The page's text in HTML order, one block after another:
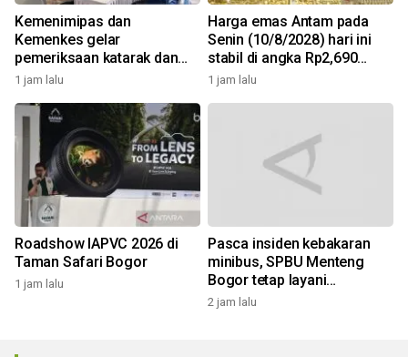
Kemenimipas dan
Kemenkes gelar
pemeriksaan katarak dan
CKG sambut HUT RI
1 jam lalu
Harga emas Antam pada
Senin (10/8/2028) hari ini
stabil di angka Rp2,690
juta/gr
1 jam lalu
Roadshow IAPVC 2026 di
Taman Safari Bogor
1 jam lalu
Pasca insiden kebakaran
minibus, SPBU Menteng
Bogor tetap layani
pengisian solar
2 jam lalu